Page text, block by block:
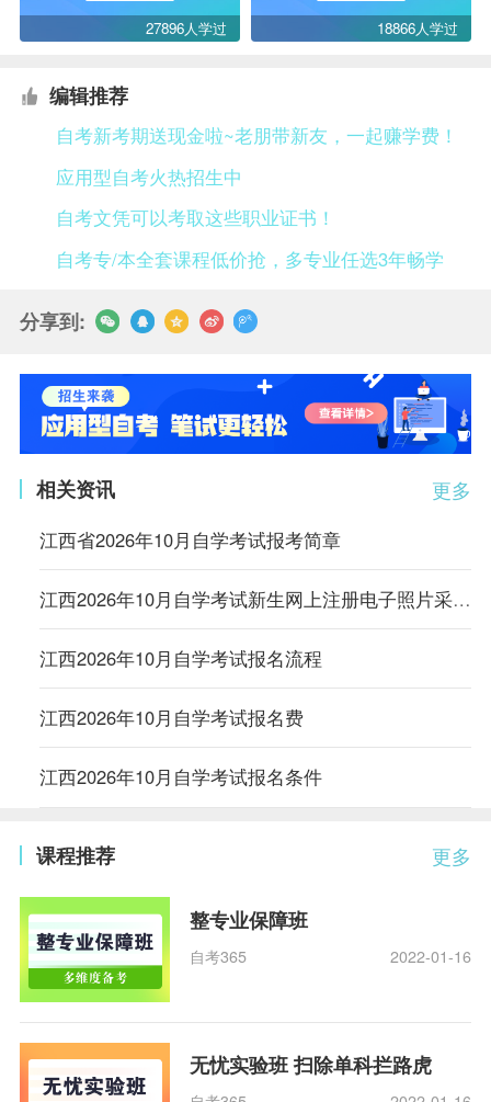
27896人学过 18866人学过
编辑推荐
自考新考期送现金啦~老朋带新友，一起赚学费！
应用型自考火热招生中
自考文凭可以考取这些职业证书！
自考专/本全套课程低价抢，多专业任选3年畅学
分享到:
更多
相关资讯
江西省2026年10月自学考试报考简章
江西2026年10月自学考试新生网上注册电子照片采集要求
江西2026年10月自学考试报名流程
江西2026年10月自学考试报名费
江西2026年10月自学考试报名条件
更多
课程推荐
整专业保障班
自考365 2022-01-16
无忧实验班 扫除单科拦路虎